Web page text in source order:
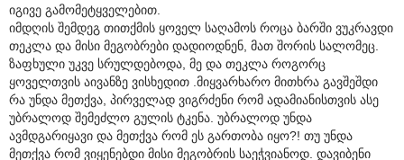
იგივე გამომეტყველებით.
იმდღის შემდეგ თითქმის ყოველ საღამოს როცა ბარში ვუკრავდი
თეკლა და მისი მეგობრები დადიოდნენ, მათ შორის სალომეც.
ზაფხული უკვე სრულდებოდა, მე და თეკლა როგორც
ყოველთვის აივანზე ვისხედით .მიყვარხარო მითხრა გავშეშდი
რა უნდა მეთქვა, პირველად ვიგრძენი რომ ადამიანისთვის ასე
უბრალოდ შემეძლო გულის ტკენა. უბრალოდ უნდა
ავმდგარიყავი და მეთქვა რომ ეს გართობა იყო?! თუ უნდა
მეთქვა რომ ვიყენებდი მისი მეგობრის საეჭვიანოდ. დავიბენი